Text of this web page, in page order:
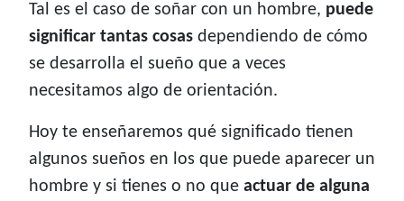
Tal es el caso de soñar con un hombre, puede
significar tantas cosas dependiendo de cómo
se desarrolla el sueño que a veces
necesitamos algo de orientación.
Hoy te enseñaremos qué significado tienen
algunos sueños en los que puede aparecer un
hombre y si tienes o no que actuar de alguna